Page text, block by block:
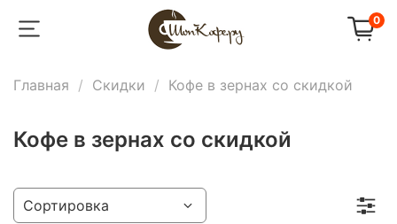
0
Главная Скидки Кофе в зернах со скидкой
Кофе в зернах со скидкой